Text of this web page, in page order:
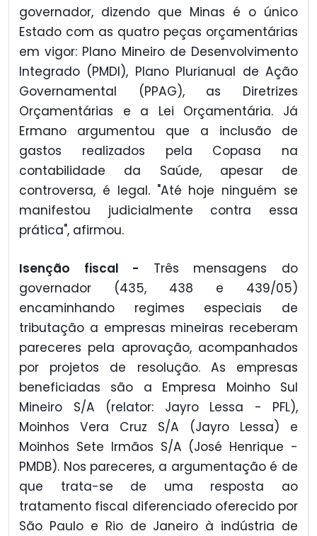
governador, dizendo que Minas é o único
Estado com as quatro peças orçamentárias
em vigor: Plano Mineiro de Desenvolvimento
Integrado (PMDI), Plano Plurianual de Ação
Governamental (PPAG), as Diretrizes
Orçamentárias e a Lei Orçamentária. Já
Ermano argumentou que a inclusão de
gastos realizados pela Copasa na
contabilidade da Saúde, apesar de
controversa, é legal. "Até hoje ninguém se
manifestou judicialmente contra essa
prática", afirmou.
Isenção fiscal - Três mensagens do
governador (435, 438 e 439/05)
encaminhando regimes especiais de
tributação a empresas mineiras receberam
pareceres pela aprovação, acompanhados
por projetos de resolução. As empresas
beneficiadas são a Empresa Moinho Sul
Mineiro S/A (relator: Jayro Lessa - PFL),
Moinhos Vera Cruz S/A (Jayro Lessa) e
Moinhos Sete Irmãos S/A (José Henrique -
PMDB). Nos pareceres, a argumentação é de
que trata-se de uma resposta ao
tratamento fiscal diferenciado oferecido por
São Paulo e Rio de Janeiro à indústria de